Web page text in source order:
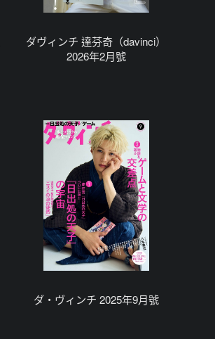
ダヴィンチ 達芬奇（davinci）
2026年2月號
ダ・ヴィンチ 2025年9月號